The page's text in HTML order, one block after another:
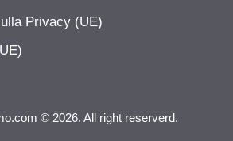
Privacy (UE)
© 2026. All right reserverd.